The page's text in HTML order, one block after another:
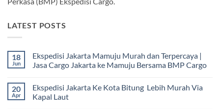
LATEST POSTS
18
Jun
Ekspedisi Jakarta Mamuju Murah dan Terpercaya |
Jasa Cargo Jakarta ke Mamuju Bersama BMP Cargo
komentar
pada
Ekspedisi
20
Apr
Ekspedisi Jakarta Ke Kota Bitung Lebih Murah Via
Kapal Laut